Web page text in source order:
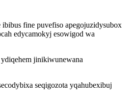
fine puvefiso apegojuzidysubox
edycamokyj esowigod wa
jinikiwunewana
seqigozota yqahubexibuj